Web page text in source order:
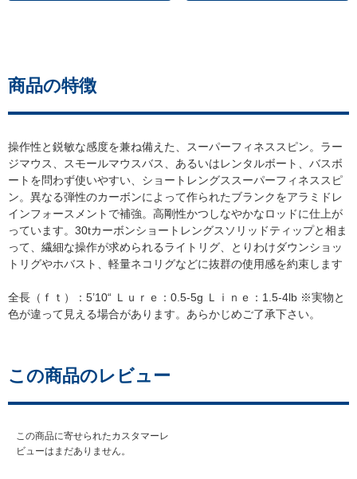
商品の特徴
操作性と鋭敏な感度を兼ね備えた、スーパーフィネススピン。ラー
ジマウス、スモールマウスバス、あるいはレンタルボート、バスボ
ートを問わず使いやすい、ショートレングススーパーフィネススピ
ン。異なる弾性のカーボンによって作られたブランクをアラミドレ
インフォースメントで補強。高剛性かつしなやかなロッドに仕上が
っています。30tカーボンショートレングスソリッドティップと相ま
って、繊細な操作が求められるライトリグ、とりわけダウンショッ
トリグやホバスト、軽量ネコリグなどに抜群の使用感を約束します
全長（ｆｔ）：5’10“ Ｌｕｒｅ：0.5-5g Ｌｉｎｅ：1.5-4lb ※実物と
色が違って見える場合があります。あらかじめご了承下さい。
この商品のレビュー
この商品に寄せられたカスタマーレ
ビューはまだありません。